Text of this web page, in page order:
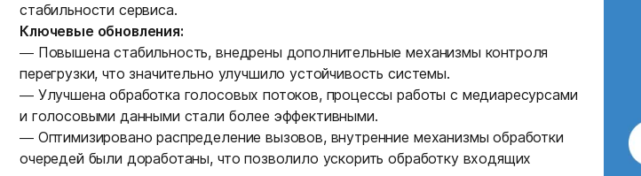
стабильности сервиса.
Ключевые обновления:
— Повышена стабильность, внедрены дополнительные механизмы контроля
перегрузки, что значительно улучшило устойчивость системы.
— Улучшена обработка голосовых потоков, процессы работы с медиаресурсами
и голосовыми данными стали более эффективными.
— Оптимизировано распределение вызовов, внутренние механизмы обработки
очередей были доработаны, что позволило ускорить обработку входящих